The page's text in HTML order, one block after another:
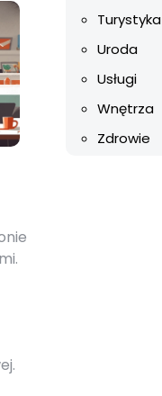
Turystyka
Uroda
Usługi
Wnętrza
Zdrowie